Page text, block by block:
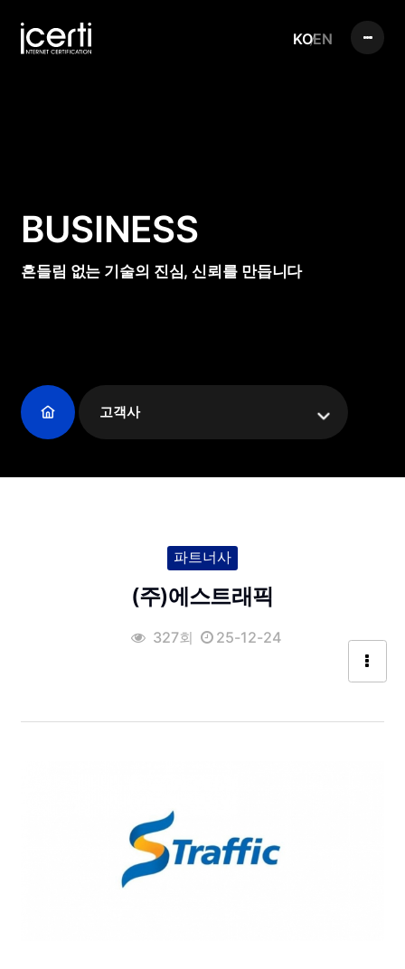
KOEN
BUSINESS
흔들림 없는 기술의 진심, 신뢰를 만듭니다
고객사
파트너사
(주)에스트래픽
327회 25-12-24